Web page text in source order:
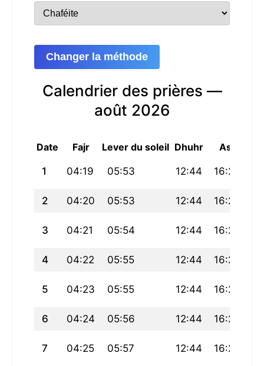
Changer la méthode
Calendrier des prières —
août 2026
Date Fajr Lever du soleil Dhuhr Asr
1 04:19 05:53 12:44 16:26
2 04:20 05:53 12:44 16:26
3 04:21 05:54 12:44 16:26
4 04:22 05:55 12:44 16:26
5 04:23 05:55 12:44 16:25
6 04:24 05:56 12:44 16:25
7 04:25 05:57 12:44 16:25